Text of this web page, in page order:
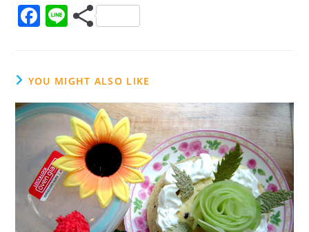
F
e
b
o
o
k
Li
YOU MIGHT ALSO LIKE